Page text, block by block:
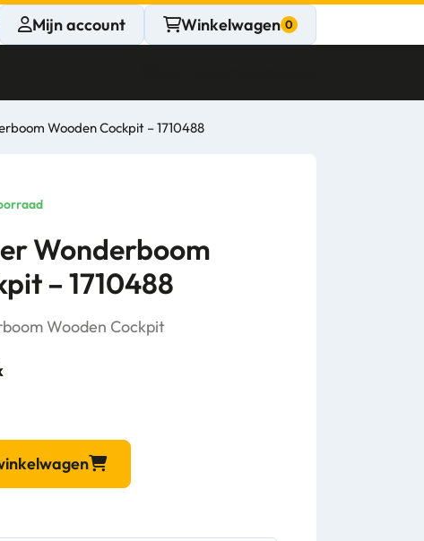
Mijn account Winkelwagen
advies
nodig?
Wooden Cockpit – 1710488
Wonderboom
– 1710488
Wooden Cockpit